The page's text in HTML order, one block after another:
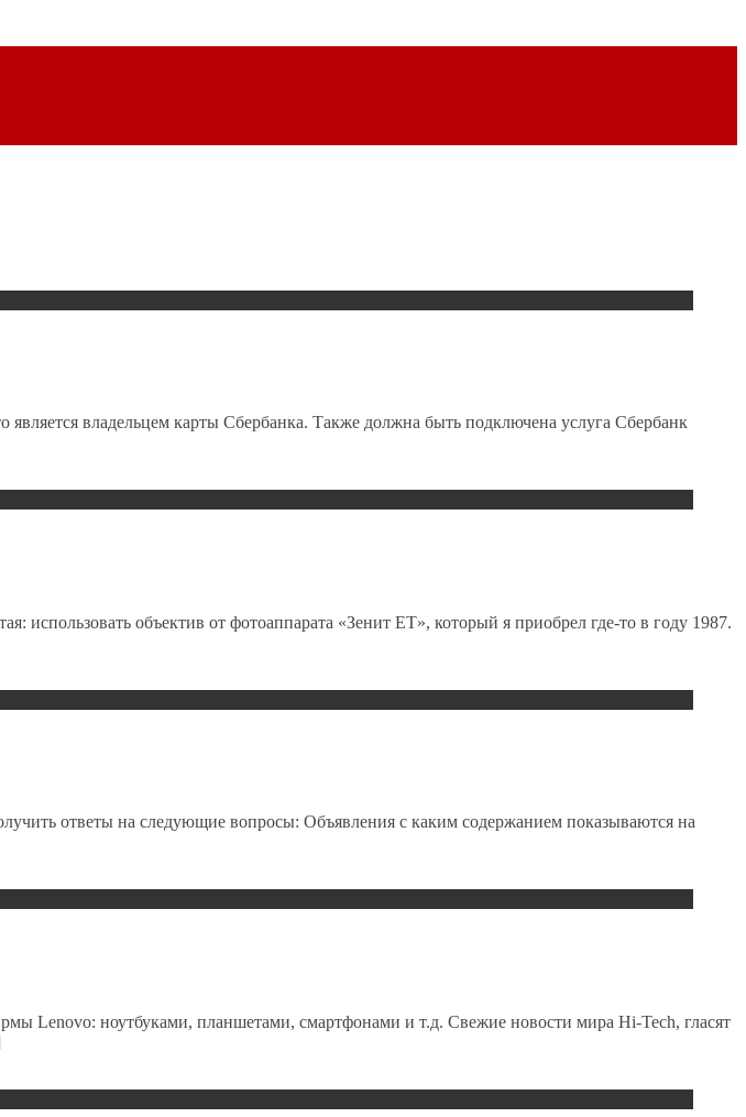
владельцем карты Сбербанка. Также должна быть подключена услуга Сбербанк
использовать объектив от фотоаппарата «Зенит ЕТ», который я приобрел где-то в году 1987.
ответы на следующие вопросы: Объявления с каким содержанием показываются на
Lenovo: ноутбуками, планшетами, смартфонами и т.д. Свежие новости мира Hi-Tech, гласят